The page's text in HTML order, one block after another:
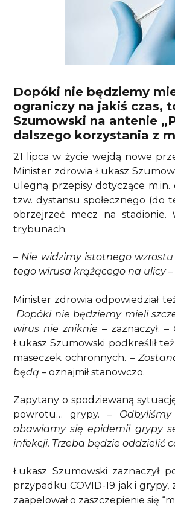
Dopóki nie będziemy
ograniczy na jakiś czas,
Szumowski na antenie
dalszego korzystania z
21 lipca w życie wejdą nowe
Minister zdrowia Łukasz
ulegną przepisy dotyczące m.in.
tzw. dystansu społecznego (do
obrzejrzeć mecz na
trybunach.
– Nie widzimy istotnego
tego wirusa krążącego na ulicy–
Minister zdrowia odpowiedział
Dopóki nie będziemy mieli
wirus nie zniknie – zaznaczył. –
Łukasz Szumowski podkreślił
maseczek ochronnych. –
będą – oznajmił stanowczo.
Zapytany o spodziewaną
powrotu… grypy. –
obawiamy się epidemii grypy
infekcji. Trzeba będzie oddzielić
Łukasz Szumowski zaznaczył
przypadku COVID-19 jak i
zaapelował o zaszczepienie się